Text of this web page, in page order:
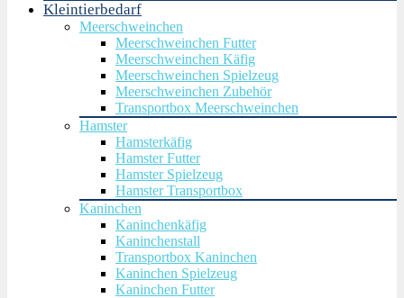
Kleintierbedarf
Meerschweinchen
Meerschweinchen Futter
Meerschweinchen Käfig
Meerschweinchen Spielzeug
Meerschweinchen Zubehör
Transportbox Meerschweinchen
Hamster
Hamsterkäfig
Hamster Futter
Hamster Spielzeug
Hamster Transportbox
Kaninchen
Kaninchenkäfig
Kaninchenstall
Transportbox Kaninchen
Kaninchen Spielzeug
Kaninchen Futter